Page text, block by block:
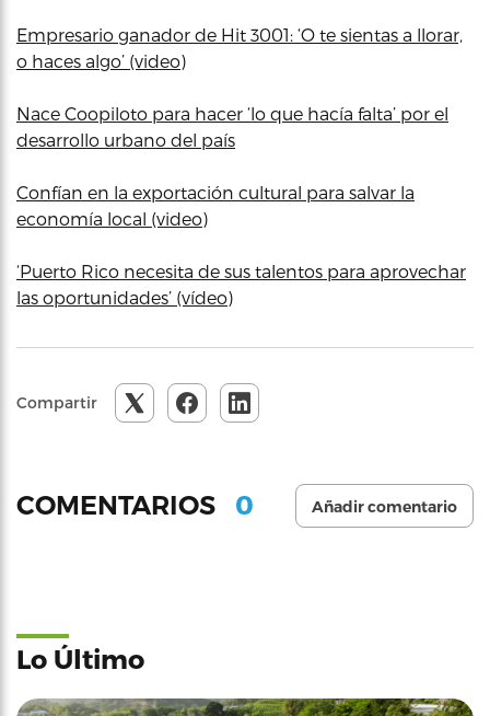
Empresario ganador de Hit 3001: ‘O te sientas a llorar,
o haces algo’ (video)
Nace Coopiloto para hacer ‘lo que hacía falta’ por el
desarrollo urbano del país
Confían en la exportación cultural para salvar la
economía local (video)
‘Puerto Rico necesita de sus talentos para aprovechar
las oportunidades’ (vídeo)
Compartir
COMENTARIOS 0 Añadir comentario
Lo Último